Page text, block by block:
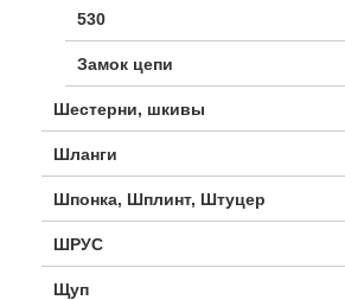
530
Замок цепи
Шестерни, шкивы
Шланги
Шпонка, Шплинт, Штуцер
ШРУС
Щуп